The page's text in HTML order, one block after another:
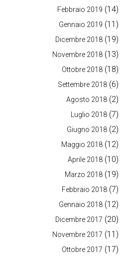
Febbraio 2019 (14)
Gennaio 2019 (11)
Dicembre 2018 (19)
Novembre 2018 (13)
Ottobre 2018 (18)
Settembre 2018 (6)
Agosto 2018 (2)
Luglio 2018 (7)
Giugno 2018 (2)
Maggio 2018 (12)
Aprile 2018 (10)
Marzo 2018 (19)
Febbraio 2018 (7)
Gennaio 2018 (12)
Dicembre 2017 (20)
Novembre 2017 (11)
Ottobre 2017 (17)